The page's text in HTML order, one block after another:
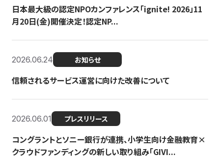
日本最大級の認定NPOカンファレンス「ignite! 2026」11
月20日(金)開催決定！認定NP...
2026.06.24 お知らせ
信頼されるサービス運営に向けた改善について
2026.06.01 プレスリリース
コングラントとソニー銀行が連携、小学生向け金融教育×
クラウドファンディングの新しい取り組み「GIVI...